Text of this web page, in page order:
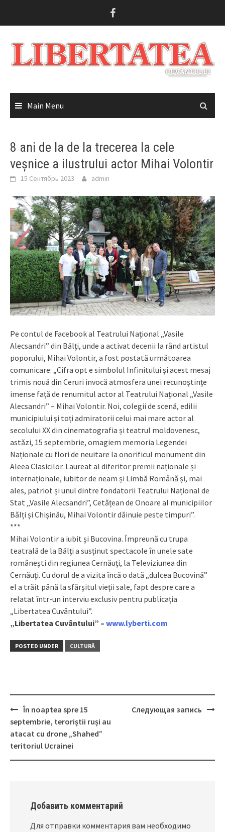
Main Menu
8 ani de la de la trecerea la cele
veșnice a ilustrului actor Mihai Volontir
15 Сентябрь 2023 admin
Pe contul de Facebook al Teatrului Național „Vasile
Alecsandri” din Bălți, unde a activat decenii la rând artistul
poporului, Mihai Volontir, a fost postată următoarea
comunicare: „Cifra opt e simbolul Infinitului și acest mesaj
trimis nouă din Ceruri invocă atmosfera unei recunoștințe
imense față de renumitul actor al Teatrului Național „Vasile
Alecsandri” – Mihai Volontir. Noi, colegii de scenă, edilii
municipiului și toți admiratorii celui mai mare actor al
secolului XX din cinematografia și teatrul moldovenesc,
astăzi, 15 septembrie, omagiem memoria Legendei
Naționale cu flori de neuitare la onorificul monument din
Aleea Clasicilor. Laureat al diferitor premii naționale și
internaționale, iubitor de neam și Limbă Română și, mai
ales, patriot și unul dintre fondatorii Teatrului Național de
Stat „Vasile Alecsandri”, Cetățean de Onoare al municipiilor
Bălți și Chișinău, Mihai Volontir dăinuie peste timpuri”.
***
Mihai Volontir a iubit și Bucovina. Împreună cu trupa
teatrală de la Bălți a susținut spectacole în unele sate
românești din regiunea Cernăuți, la Televiziunea din
Cernăuți. Cu dorul de a vizita încă o dată „dulcea Bucovină”
el a trăit până la sfârșitul vieții sale, fapt despre care a
relatat într-un interviu exclusiv pentru publicația
„Libertatea Cuvântului”.
„Libertatea Cuvântului” – www.lyberti.com
POSTED UNDER CULTURĂ
Post
navigation
În noaptea spre 15
septembrie, teroriștii ruși au
atacat cu drone „Shahed”
teritoriul Ucrainei
Следующая запись
Добавить комментарий
Для отправки комментария вам необходимо